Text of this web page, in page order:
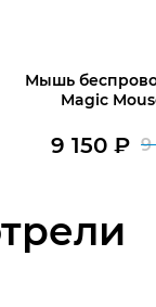
Мышь
Magic
9
9 150 ₽